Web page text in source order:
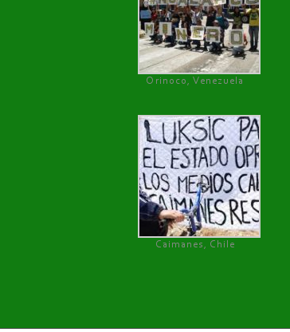
Orinoco, Venezuela
Caimanes, Chile